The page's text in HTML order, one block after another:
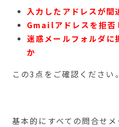
入力したアドレスが間
Gmailアドレスを拒否
迷惑メールフォルダに
か
この3点をご確認ください。
基本的にすべての問合せ